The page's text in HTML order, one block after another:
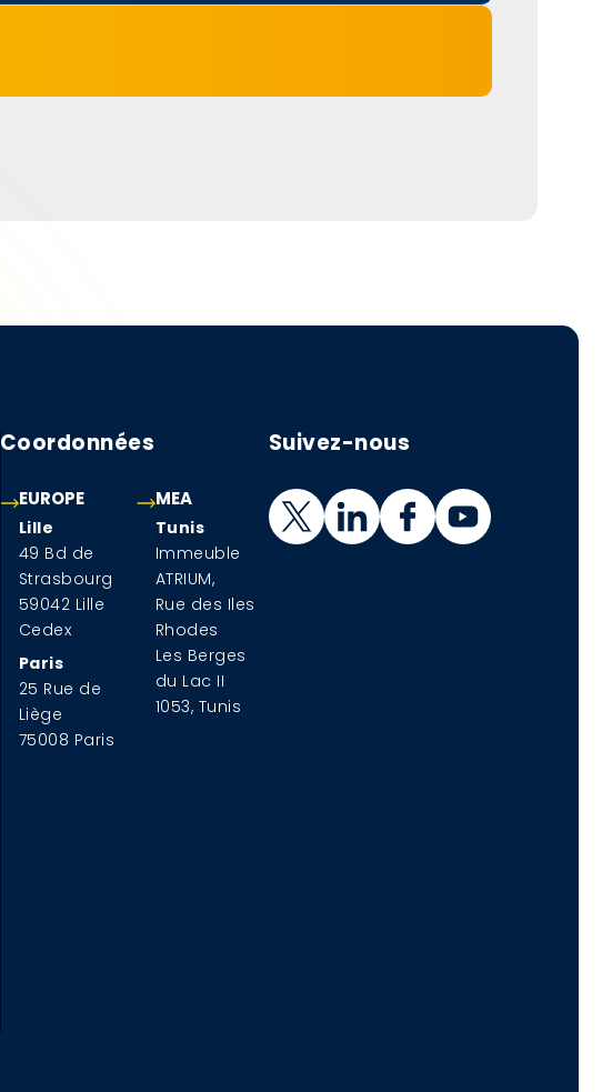
Coordonnées
EUROPE
Lille
49 Bd de
Strasbourg
59042 Lille
Cedex
Paris
25 Rue de
Liège
75008 Paris
MEA
Tunis
Immeuble
ATRIUM,
Rue des Iles
Rhodes
Les Berges
du Lac II
1053, Tunis
Suivez-nous